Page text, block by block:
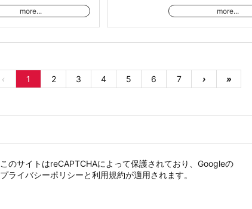
more... more...
‹ 1 2 3 4 5 6 7 › »
このサイトはreCAPTCHAによって保護されており、Googleの
プライバシーポリシーと利用規約が適用されます。